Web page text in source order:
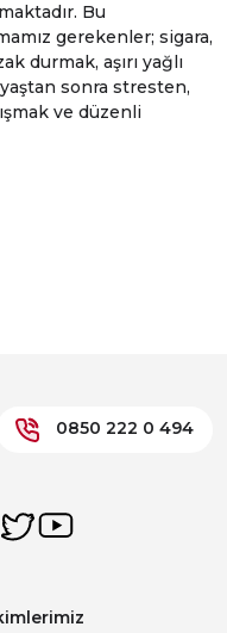
Bu
gerekenler; sigara,
durmak, aşırı yağlı
sonra stresten,
ve düzenli
0850 222 0 494